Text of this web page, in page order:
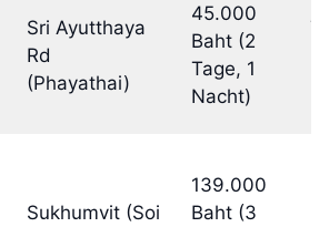
Sri Ayutthaya
Rd
(Phayathai)
45.000
Baht (2
Tage, 1
Nacht)
Sukhumvit (Soi
139.000
Baht (3